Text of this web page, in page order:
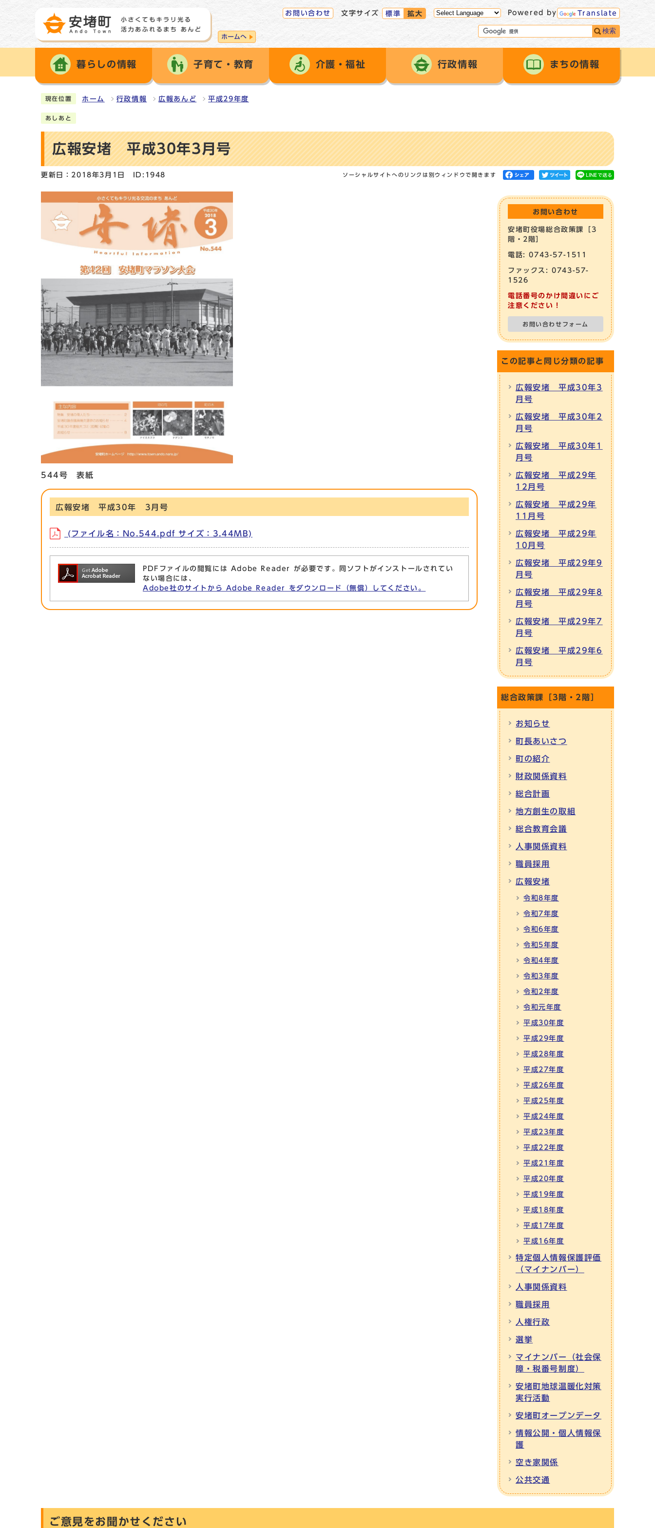
ホームへ
お問い合わせ 文字サイズ 標準 拡大 Powered by Translate
検索
暮らしの情報 子育て・教育 介護・福祉 行政情報 まちの情報
現在位置 ホーム 行政情報 広報あんど 平成29年度
あしあと
広報安堵 平成30年3月号
更新日：2018年3月1日 ID:1948 ソーシャルサイトへのリンクは別ウィンドウで開きます
544号 表紙
広報安堵 平成30年 3月号
(ファイル名：No.544.pdf サイズ：3.44MB)
PDFファイルの閲覧には Adobe Reader が必要です。同ソフトがインストールされてい
ない場合には、
Adobe社のサイトから Adobe Reader をダウンロード（無償）してください。
お問い合わせ
安堵町役場総合政策課［3
階・2階］
電話: 0743-57-1511
ファックス: 0743-57-
1526
電話番号のかけ間違いにご
注意ください！
お問い合わせフォーム
この記事と同じ分類の記事
広報安堵 平成30年3
月号
広報安堵 平成30年2
月号
広報安堵 平成30年1
月号
広報安堵 平成29年
12月号
広報安堵 平成29年
11月号
広報安堵 平成29年
10月号
広報安堵 平成29年9
月号
広報安堵 平成29年8
月号
広報安堵 平成29年7
月号
広報安堵 平成29年6
月号
総合政策課［3階・2階］
お知らせ
町長あいさつ
町の紹介
財政関係資料
総合計画
地方創生の取組
総合教育会議
人事関係資料
職員採用
広報安堵
令和8年度
令和7年度
令和6年度
令和5年度
令和4年度
令和3年度
令和2年度
令和元年度
平成30年度
平成29年度
平成28年度
平成27年度
平成26年度
平成25年度
平成24年度
平成23年度
平成22年度
平成21年度
平成20年度
平成19年度
平成18年度
平成17年度
平成16年度
特定個人情報保護評価
（マイナンバー）
人事関係資料
職員採用
人権行政
選挙
マイナンバー（社会保
障・税番号制度）
安堵町地球温暖化対策
実行活動
安堵町オープンデータ
情報公開・個人情報保
護
空き家関係
公共交通
ご意見をお聞かせください